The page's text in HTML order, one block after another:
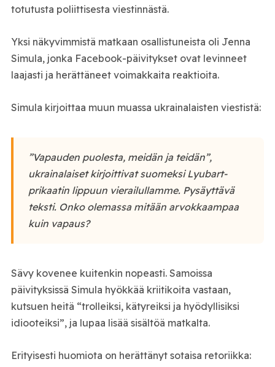
totutusta poliittisesta viestinnästä.
Yksi näkyvimmistä matkaan osallistuneista oli Jenna
Simula, jonka Facebook-päivitykset ovat levinneet
laajasti ja herättäneet voimakkaita reaktioita.
Simula kirjoittaa muun muassa ukrainalaisten viestistä:
”Vapauden puolesta, meidän ja teidän”,
ukrainalaiset kirjoittivat suomeksi Lyubart-
prikaatin lippuun vierailullamme. Pysäyttävä
teksti. Onko olemassa mitään arvokkaampaa
kuin vapaus?
Sävy kovenee kuitenkin nopeasti. Samoissa
päivityksissä Simula hyökkää kriitikoita vastaan,
kutsuen heitä “trolleiksi, kätyreiksi ja hyödyllisiksi
idiooteiksi”, ja lupaa lisää sisältöä matkalta.
Erityisesti huomiota on herättänyt sotaisa retoriikka: